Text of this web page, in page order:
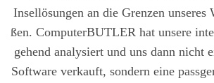
Insel­lö­sun­gen an die Gren­zen unse­res
ßen. Com­pu­ter­BUT­LER hat unse­re
ge­hend ana­ly­siert und uns dann nicht
Soft­ware ver­kauft, son­dern eine